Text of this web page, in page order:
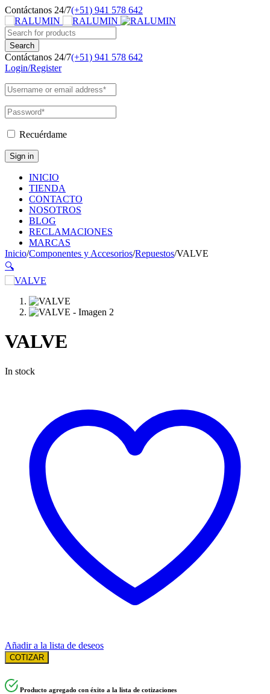
Contáctanos 24/7(+51) 941 578 642
Contáctanos 24/7(+51) 941 578 642
Login/Register
Recuérdame
INICIO
TIENDA
CONTACTO
NOSOTROS
BLOG
RECLAMACIONES
MARCAS
Inicio/Componentes y Accesorios/Repuestos/VALVE
🔍
VALVE
In stock
Añadir a la lista de deseos
COTIZAR
Producto agregado con éxito a la lista de cotizaciones